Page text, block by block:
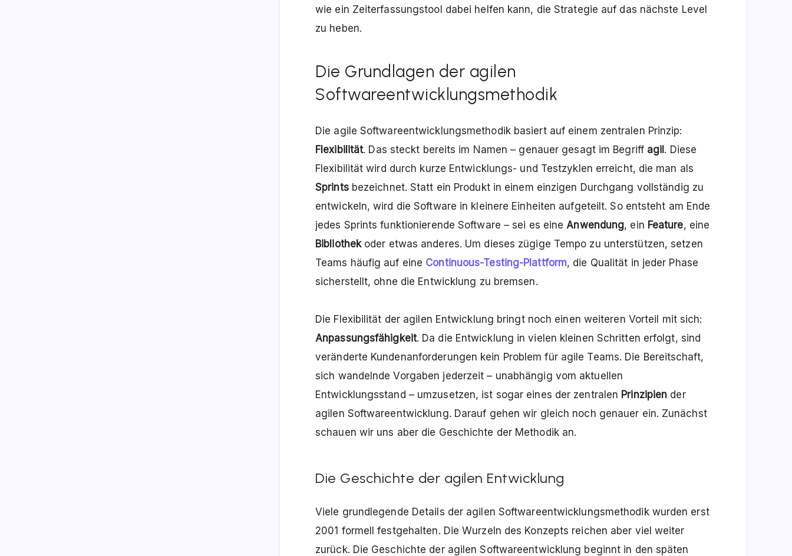
wie ein Zeiterfassungstool dabei helfen kann, die Strategie auf das nächste Level
zu heben.
Die Grundlagen der agilen
Softwareentwicklungsmethodik
Die agile Softwareentwicklungsmethodik basiert auf einem zentralen Prinzip:
Flexibilität. Das steckt bereits im Namen – genauer gesagt im Begriff agil. Diese
Flexibilität wird durch kurze Entwicklungs- und Testzyklen erreicht, die man als
Sprintsbezeichnet. Statt ein Produkt in einem einzigen Durchgang vollständig zu
entwickeln, wird die Software in kleinere Einheiten aufgeteilt. So entsteht am Ende
jedes Sprints funktionierende Software – sei es eine Anwendung, ein Feature, eine
Bibliothekoder etwas anderes. Um dieses zügige Tempo zu unterstützen, setzen
Teams häufig auf eine Continuous-Testing-Plattform, die Qualität in jeder Phase
sicherstellt, ohne die Entwicklung zu bremsen.
Die Flexibilität der agilen Entwicklung bringt noch einen weiteren Vorteil mit sich:
Anpassungsfähigkeit. Da die Entwicklung in vielen kleinen Schritten erfolgt, sind
veränderte Kundenanforderungen kein Problem für agile Teams. Die Bereitschaft,
sich wandelnde Vorgaben jederzeit – unabhängig vom aktuellen
Entwicklungsstand – umzusetzen, ist sogar eines der zentralen Prinzipien der
agilen Softwareentwicklung. Darauf gehen wir gleich noch genauer ein. Zunächst
schauen wir uns aber die Geschichte der Methodik an.
Die Geschichte der agilen Entwicklung
Viele grundlegende Details der agilen Softwareentwicklungsmethodik wurden erst
2001 formell festgehalten. Die Wurzeln des Konzepts reichen aber viel weiter
zurück. Die Geschichte der agilen Softwareentwicklung beginnt in den späten